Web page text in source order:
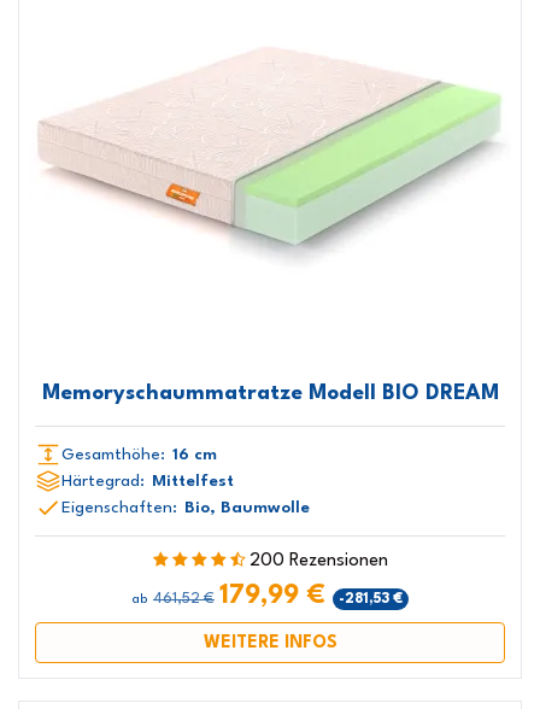
Memoryschaummatratze Modell BIO DREAM
Gesamthöhe: 16 cm
Härtegrad:
Mittelfest
Eigenschaften:
Bio, Baumwolle
200 Rezensionen
ab 461,52 € 179,99 € -281,53 €
WEITERE INFOS